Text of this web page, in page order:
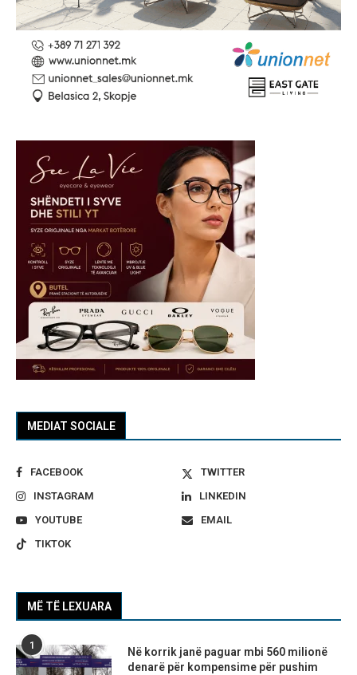
MEDIAT SOCIALE
FACEBOOK
TWITTER
INSTAGRAM
LINKEDIN
YOUTUBE
EMAIL
TIKTOK
MË TË LEXUARA
1
Në korrik janë paguar mbi 560 milionë
denarë për kompensime për pushim